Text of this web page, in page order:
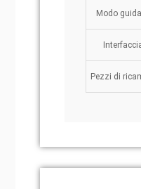
Modo
Pezzi di